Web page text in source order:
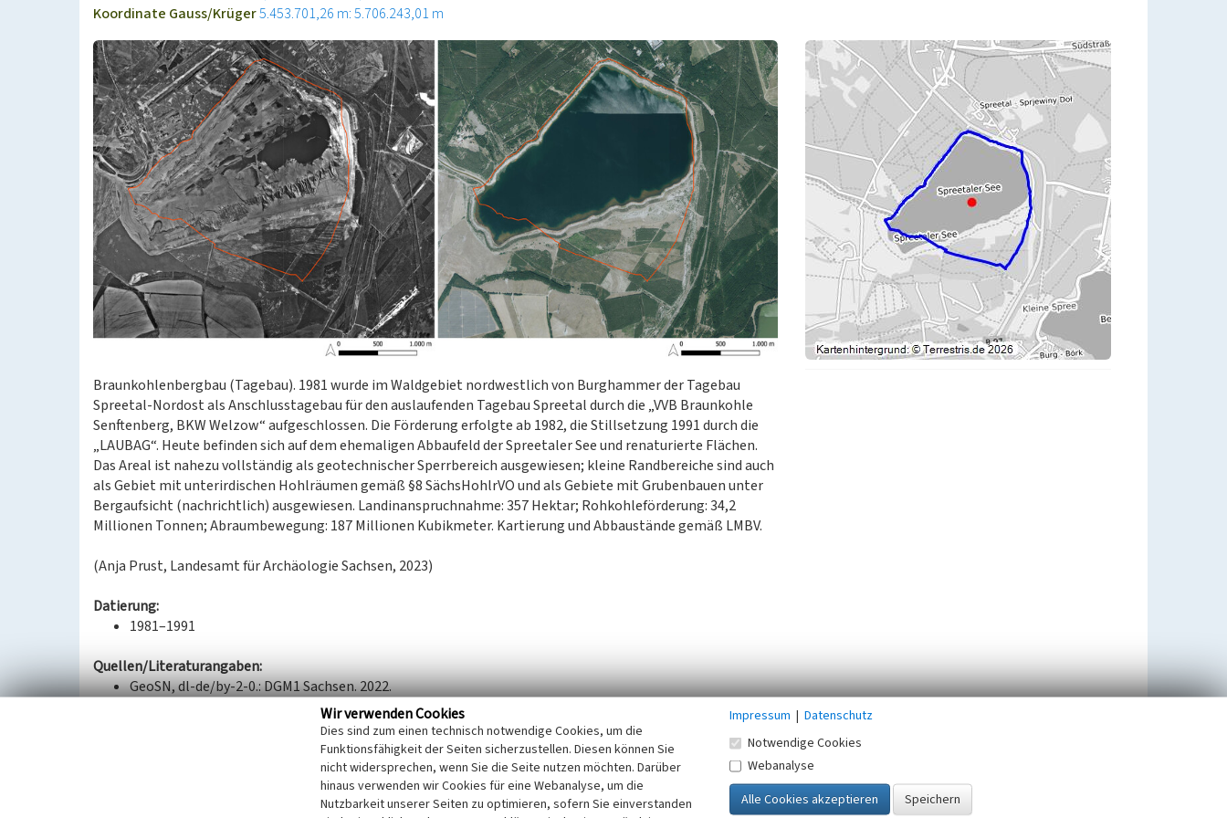
Koordinate Gauss/Krüger5.453.701,26 m: 5.706.243,01 m
Braunkohlenbergbau (Tagebau). 1981 wurde im Waldgebiet nordwestlich von Burghammer der Tagebau
Spreetal-Nordost als Anschlusstagebau für den auslaufenden Tagebau Spreetal durch die „VVB Braunkohle
Senftenberg, BKW Welzow“ aufgeschlossen. Die Förderung erfolgte ab 1982, die Stillsetzung 1991 durch die
„LAUBAG“. Heute befinden sich auf dem ehemaligen Abbaufeld der Spreetaler See und renaturierte Flächen.
Das Areal ist nahezu vollständig als geotechnischer Sperrbereich ausgewiesen; kleine Randbereiche sind auch
als Gebiet mit unterirdischen Hohlräumen gemäß §8 SächsHohlrVO und als Gebiete mit Grubenbauen unter
Bergaufsicht (nachrichtlich) ausgewiesen. Landinanspruchnahme: 357 Hektar; Rohkohleförderung: 34,2
Millionen Tonnen; Abraumbewegung: 187 Millionen Kubikmeter. Kartierung und Abbaustände gemäß LMBV.
(Anja Prust, Landesamt für Archäologie Sachsen, 2023)
Datierung:
1981–1991
Quellen/Literaturangaben:
GeoSN, dl-de/by-2-0.: DGM1 Sachsen. 2022.
—: Historische DOP Sachsen 1995–2004. 2022.
GeoSN, dl-de/by-2-0: Historische DOP Sachsen 2009–2011. 2022.
GeoSN, dl-de/by-2-0.: Historische Karten (Messtischblatt vor 1945). 2022.
—: Historische Karten (TK25 ab 1990). 2022.
—: Historische Karten (TK25 DDR Ausgabe Staat). 2022.
Wir verwenden Cookies
Dies sind zum einen technisch notwendige Cookies, um die
Funktionsfähigkeit der Seiten sicherzustellen. Diesen können Sie
nicht widersprechen, wenn Sie die Seite nutzen möchten. Darüber
hinaus verwenden wir Cookies für eine Webanalyse, um die
Nutzbarkeit unserer Seiten zu optimieren, sofern Sie einverstanden
Impressum | Datenschutz
Notwendige Cookies
Webanalyse